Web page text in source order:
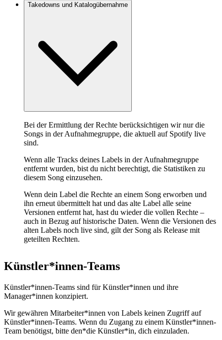
Takedowns und Katalogübernahme
Bei der Ermittlung der Rechte berücksichtigen wir nur die
Songs in der Aufnahmegruppe, die aktuell auf Spotify live
sind.
Wenn alle Tracks deines Labels in der Aufnahmegruppe
entfernt wurden, bist du nicht berechtigt, die Statistiken zu
diesem Song einzusehen.
Wenn dein Label die Rechte an einem Song erworben und
ihn erneut übermittelt hat und das alte Label alle seine
Versionen entfernt hat, hast du wieder die vollen Rechte –
auch in Bezug auf historische Daten. Wenn die Versionen des
alten Labels noch live sind, gilt der Song als Release mit
geteilten Rechten.
Künstler*innen-Teams
Künstler*innen-Teams sind für Künstler*innen und ihre
Manager*innen konzipiert.
Wir gewähren Mitarbeiter*innen von Labels keinen Zugriff auf
Künstler*innen-Teams. Wenn du Zugang zu einem Künstler*innen-
Team benötigst, bitte den*die Künstler*in, dich einzuladen.